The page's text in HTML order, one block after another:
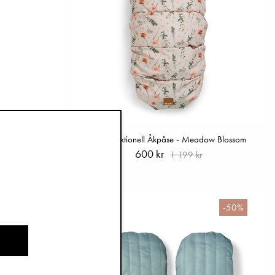
Multifunktionell Åkpåse - Meadow Blossom
600 kr 1 199 kr
-50%